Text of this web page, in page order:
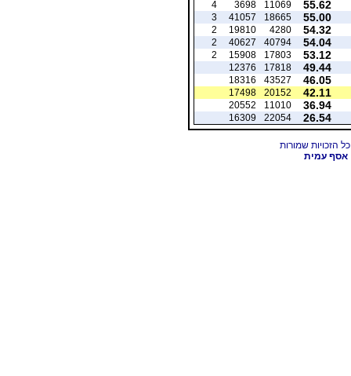
55.62
11069
3698
4
55.00
18665
41057
3
54.32
4280
19810
2
54.04
40794
40627
2
53.12
17803
15908
2
49.44
17818
12376
46.05
43527
18316
42.11
20152
17498
36.94
11010
20552
26.54
22054
16309
אסף עמית